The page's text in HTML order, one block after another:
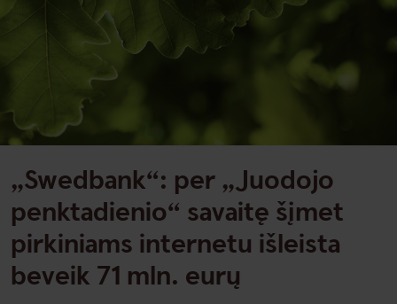
„Swedbank“: per „Juodojo
penktadienio“ savaitę šįmet
pirkiniams internetu išleista
beveik 71 mln. eurų